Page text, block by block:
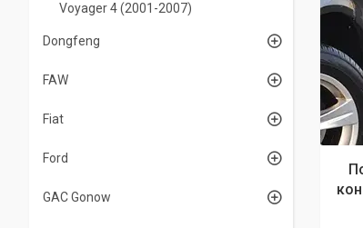
Voyager 4 (2001-2007)
Dongfeng
FAW
Fiat
Ford
GAC Gonow